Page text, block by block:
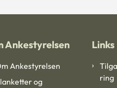
Ankestyrelsen
Ankestyrelsen
og
Links
ring